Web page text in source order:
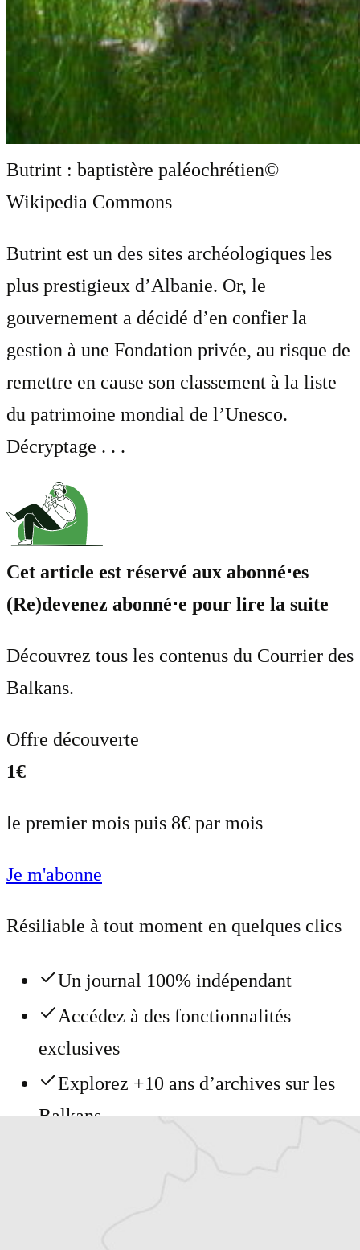
Butrint : baptistère paléochrétien©
Wikipedia Commons
Butrint est un des sites archéologiques les
plus prestigieux d’Albanie. Or, le
gouvernement a décidé d’en confier la
gestion à une Fondation privée, au risque de
remettre en cause son classement à la liste
du patrimoine mondial de l’Unesco.
Décryptage . . .
Cet article est réservé aux abonné⋅es
(Re)devenez abonné⋅e pour lire la suite
Découvrez tous les contenus du Courrier des
Balkans.
Offre découverte
1€
le premier mois puis 8€ par mois
Je m'abonne
Résiliable à tout moment en quelques clics
Un journal 100% indépendant
Accédez à des fonctionnalités
exclusives
Explorez +10 ans d’archives sur les
Balkans